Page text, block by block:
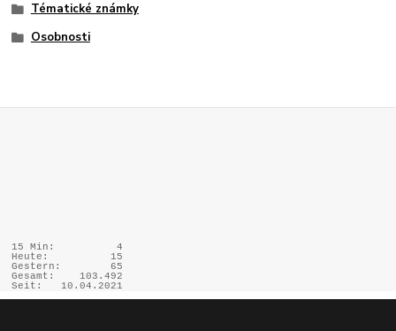
Tématické známky
Osobnosti
15 Min:
4
Heute:
15
Gestern:
65
Gesamt:
103.492
Seit:
10.04.2021